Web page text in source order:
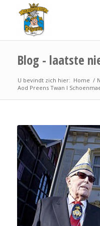
Blog - laatste
U bevindt zich hier: Home /
Aod Preens Twan I